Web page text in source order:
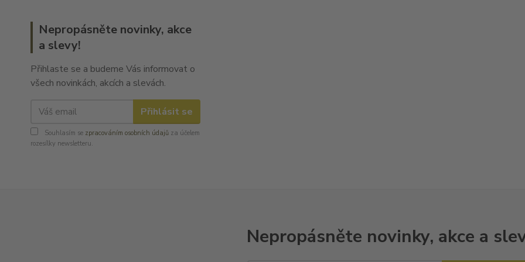
Nepropásněte novinky, akce
a slevy!
Přihlaste se a budeme Vás informovat o
všech novinkách, akcích a slevách.
Přihlásit se
Souhlasím se zpracováním osobních údajů za účelem
rozesílky newsletteru.
Nepropásněte novinky, akce a